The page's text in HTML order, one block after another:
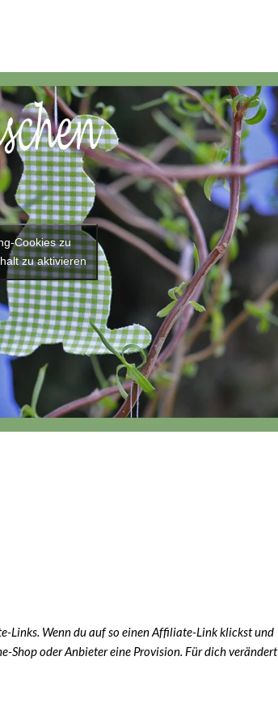
Cookies zu
zu aktivieren
Links. Wenn du auf so einen Affiliate-Link klickst und
Shop oder Anbieter eine Provision. Für dich verändert